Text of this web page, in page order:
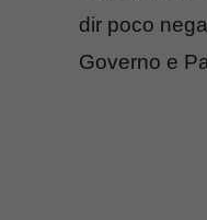
dir poco
Governo e